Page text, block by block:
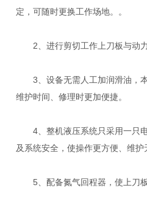
定，可随时更换工作场地。。
2、进行剪切工作上刀板与动力
3、设备无需人工加润滑油，
维护时间、修理时更加便捷。
4、整机液压系统只采用一只电
及系统安全，使操作更方便、维护
5、配备氮气回程器，使上刀板